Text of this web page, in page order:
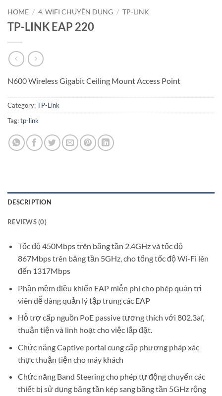
HOME / 4. WIFI CHUYÊN DỤNG / TP-LINK
TP-LINK EAP 220
N600 Wireless Gigabit Ceiling Mount Access Point
Category:TP-Link
Tag:tp-link
DESCRIPTION
REVIEWS (0)
Tốc độ 450Mbps trên băng tần 2.4GHz và tốc độ
867Mbps trên băng tần 5GHz, cho tổng tốc độ Wi-Fi lên
đến 1317Mbps
Phần mềm điều khiển EAP miễn phí cho phép quản trị
viên dễ dàng quản lý tập trung các EAP
Hỗ trợ cấp nguồn PoE passive tương thích với 802.3af,
thuận tiện và linh hoạt cho việc lắp đặt.
Chức năng Captive portal cung cấp phương pháp xác
thực thuận tiện cho máy khách
Chức năng Band Steering cho phép tự động chuyển các
thiết bị sử dụng băng tần kép sang băng tần 5GHz rộng